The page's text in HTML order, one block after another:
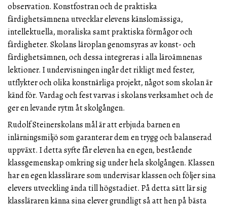
observation. Konstfostran och de praktiska
färdighetsämnena utvecklar elevens känslomässiga,
intellektuella, moraliska samt praktiska förmågor och
färdigheter. Skolans läroplan genomsyras av konst- och
färdighetsämnen, och dessa integreras i alla läroämnenas
lektioner. I undervisningen ingår det rikligt med fester,
utflykter och olika konstnärliga projekt, något som skolan är
känd för. Vardag och fest varvas i skolans verksamhet och de
ger en levande rytm åt skolgången.
Rudolf Steinerskolans mål är att erbjuda barnen en
inlärningsmiljö som garanterar dem en trygg och balanserad
uppväxt. I detta syfte får eleven ha en egen, bestående
klassgemenskap omkring sig under hela skolgången. Klassen
har en egen klasslärare som undervisar klassen och följer sina
elevers utveckling ända till högstadiet. På detta sätt lär sig
klassläraren känna sina elever grundligt så att hen på bästa